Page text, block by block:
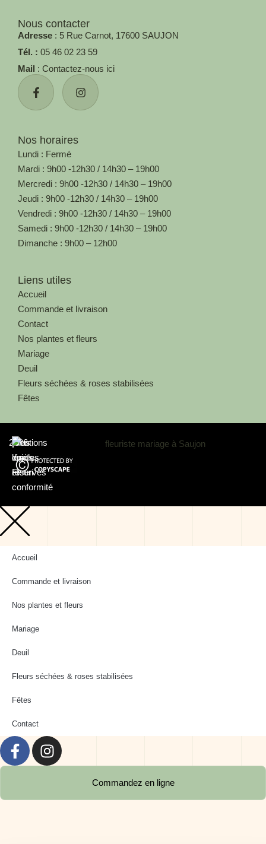
Nous contacter
Adresse : 5 Rue Carnot, 17600 SAUJON
Tél. : 05 46 02 23 59
Mail : Contactez-nous ici
Nos horaires
Lundi : Fermé
Mardi : 9h00 -12h30 / 14h30 – 19h00
Mercredi : 9h00 -12h30 / 14h30 – 19h00
Jeudi : 9h00 -12h30 / 14h30 – 19h00
Vendredi : 9h00 -12h30 / 14h30 – 19h00
Samedi : 9h00 -12h30 / 14h30 – 19h00
Dimanche : 9h00 – 12h00
Liens utiles
Accueil
Commande et livraison
Contact
Nos plantes et fleurs
Mariage
Deuil
Fleurs séchées & roses stabilisées
Fêtes
Au
coin
Fleuri
2026
|Mentions
légales
et
conformité
|Tous
droits
réservés
|
Accueil
Commande et livraison
Nos plantes et fleurs
Mariage
Deuil
Fleurs séchées & roses stabilisées
Fêtes
Contact
Commandez en ligne